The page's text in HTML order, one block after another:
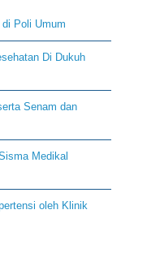
Poli Umum
Di Dukuh
Senam dan
Medikal
oleh Klinik